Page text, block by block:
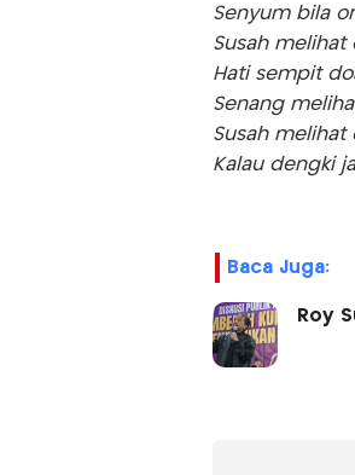
Senyum bila
Susah melihat
Hati sempit
Senang
Susah melihat
Kalau dengki
Baca Juga:
Roy